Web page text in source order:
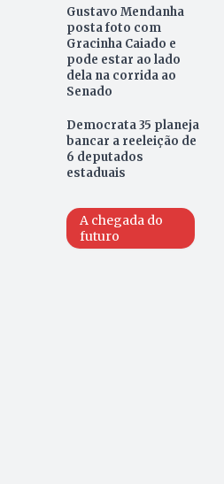
Gustavo Mendanha
posta foto com
Gracinha Caiado e
pode estar ao lado
dela na corrida ao
Senado
Democrata 35 planeja
bancar a reeleição de
6 deputados
estaduais
A chegada do
futuro